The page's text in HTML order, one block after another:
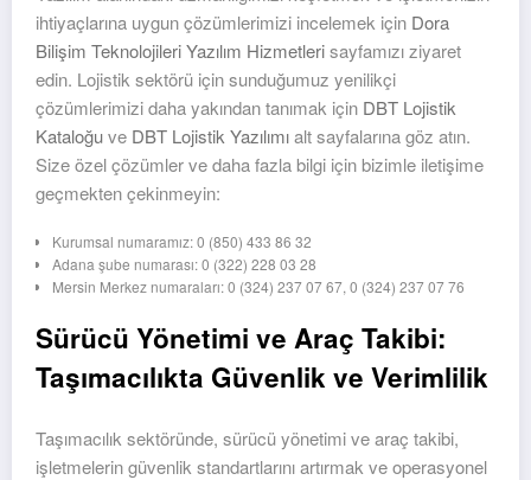
ihtiyaçlarına uygun çözümlerimizi incelemek için Dora
Bilişim Teknolojileri Yazılım Hizmetlerisayfamızı ziyaret
edin. Lojistik sektörü için sunduğumuz yenilikçi
çözümlerimizi daha yakından tanımak için DBT Lojistik
Kataloğuve DBT Lojistik Yazılımıalt sayfalarına göz atın.
Size özel çözümler ve daha fazla bilgi için bizimle iletişime
geçmekten çekinmeyin:
Kurumsal numaramız: 0 (850) 433 86 32
Adana şube numarası: 0 (322) 228 03 28
Mersin Merkez numaraları: 0 (324) 237 07 67, 0 (324) 237 07 76
Sürücü Yönetimi ve Araç Takibi:
Taşımacılıkta Güvenlik ve Verimlilik
Taşımacılık sektöründe, sürücü yönetimi ve araç takibi,
işletmelerin güvenlik standartlarını artırmak ve operasyonel